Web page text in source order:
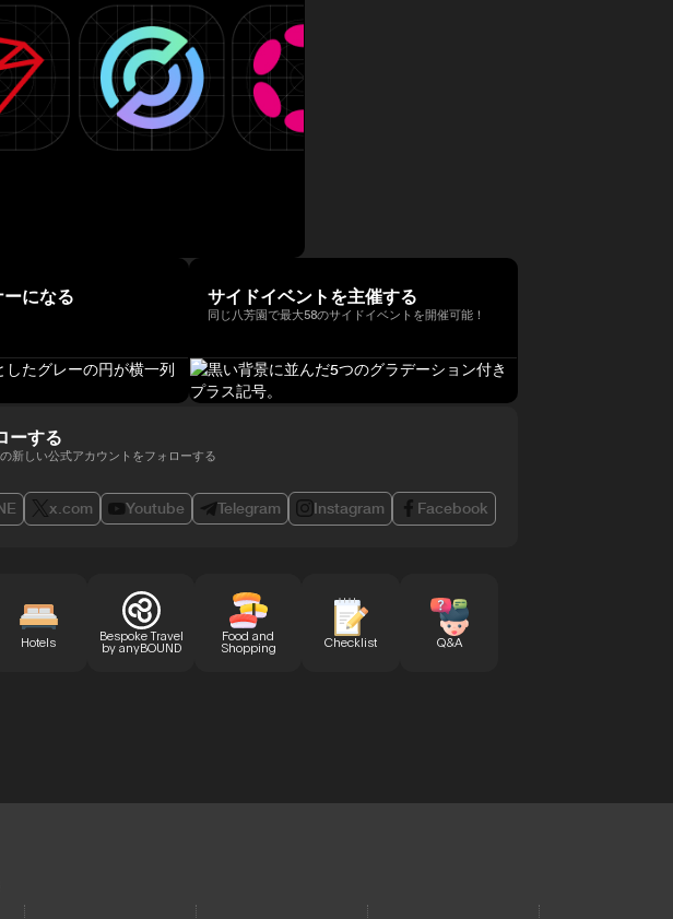
になる サイドイベントを主催する
同じ八芳園で最大58のサイドイベントを開催可能！
ーする
新しい公式アカウントをフォローする
x.com Youtube Telegram Instagram Facebook
Hotels Bespoke Travel
by anyBOUND
Food and
Shopping Checklist Q&A